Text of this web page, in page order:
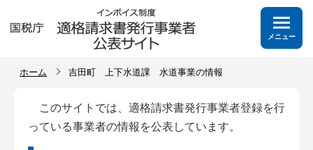
メニュー
ホーム 吉田町 上下水道課 水道事業の情報
このサイトでは、適格請求書発行事業者登録を行
っている事業者の情報を公表しています。